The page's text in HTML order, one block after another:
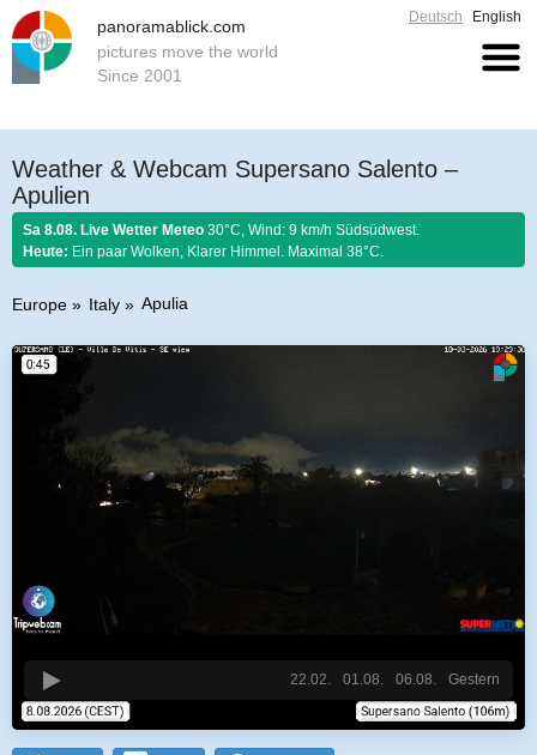
panoramablick.com
pictures move the world
Since 2001
Deutsch English
Weather & Webcam Supersano Salento –
Apulien
Sa 8.08. Live Wetter Meteo 30°C, Wind: 9 km/h Südsüdwest.
Heute: Ein paar Wolken, Klarer Himmel. Maximal 38°C.
Europe Italy Apulia
Gestern
06.08.
01.08.
22.02.